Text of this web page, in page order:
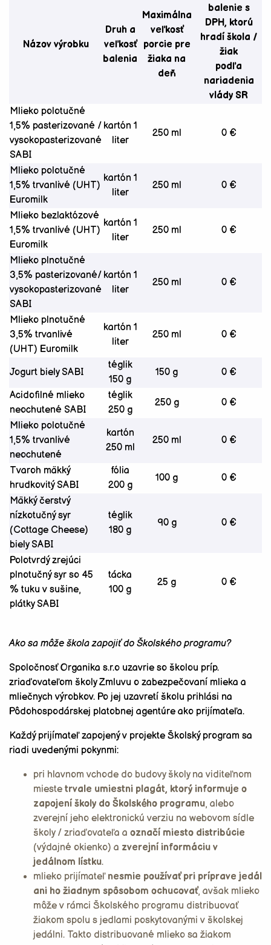
Názov výrobku
Druh a
veľkosť
balenia
Maximálna
veľkosť
porcie pre
žiaka na
deň
balenie s
DPH, ktorú
hradí škola /
žiak
podľa
nariadenia
vlády SR
Mlieko polotučné
1,5% pasterizované /
vysokopasterizované
SABI
kartón 1
liter
250 ml 0 €
Mlieko polotučné
1,5% trvanlivé (UHT)
Euromilk
kartón 1
liter
250 ml 0 €
Mlieko bezlaktózové
1,5% trvanlivé (UHT)
Euromilk
kartón 1
liter
250 ml 0 €
Mlieko plnotučné
3,5% pasterizované/
vysokopasterizované
SABI
kartón 1
liter
250 ml 0 €
Mlieko plnotučné
3,5% trvanlivé
(UHT) Euromilk
kartón 1
liter
250 ml 0 €
Jogurt biely SABI
téglik
150 g
150 g
0 €
Acidofilné mlieko
neochutené SABI
téglik
250 g
250 g
0 €
Mlieko polotučné
1,5% trvanlivé
neochutené
kartón
250 ml
250 ml 0 €
Tvaroh mäkký
hrudkovitý SABI
fólia
200 g
100 g
0 €
Mäkký čerstvý
nízkotučný syr
(Cottage Cheese)
biely SABI
téglik
180 g
90 g 0 €
Polotvrdý zrejúci
plnotučný syr so 45
% tuku v sušine,
plátky SABI
tácka
100 g
25 g 0 €
Ako sa môže škola zapojiť do Školského programu?
Spoločnosť Organika s.r.o uzavrie so školou príp.
zriaďovateľom školy Zmluvu o zabezpečovaní mlieka a
mliečnych výrobkov. Po jej uzavretí školu prihlási na
Pôdohospodárskej platobnej agentúre ako prijímateľa.
Každý prijímateľ zapojený v projekte Školský program sa
riadi uvedenými pokynmi:
pri hlavnom vchode do budovy školy na viditeľnom
mieste trvale umiestni plagát, ktorý informuje o
zapojení školy do Školského programu, alebo
zverejní jeho elektronickú verziu na webovom sídle
školy / zriaďovateľa a označí miesto distribúcie
(výdajné okienko) a zverejní informáciu v
jedálnom lístku.
mlieko prijímateľ nesmie používať pri príprave jedál
ani ho žiadnym spôsobom ochucovať, avšak mlieko
môže v rámci Školského programu distribuovať
žiakom spolu s jedlami poskytovanými v školskej
jedálni. Takto distribuované mlieko sa žiakom